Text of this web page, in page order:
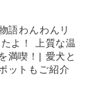
語わんわんリ
よ！ 上質な温
満喫！| 愛犬と
ットもご紹介